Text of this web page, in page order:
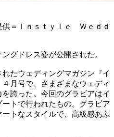
供＝Ｉｎｓｔｙｌｅ Ｗｅｄｄ
グドレス姿が公開された。
たウェディングマガジン『イ
月号で、さまざまなウェディ
誇った。今回のグラビアはイ
トで行われたもの。グラビア
トなスタイルで、高級感あふ